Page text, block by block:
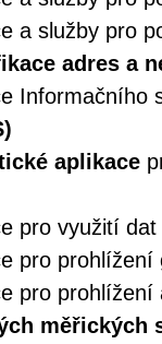
a služby pro
adres a
Informačního
aplikace
pro využití dat
pro prohlížení
pro prohlížení
měřických